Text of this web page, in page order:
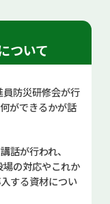
ついて
防災研修会が行
ができるかが話
話が行われ、
の対応やこれか
する資材につい